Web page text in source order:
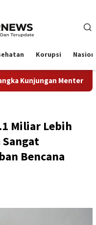
Korupsi
Pertahanan RI
Miliar Lebih
Bencana